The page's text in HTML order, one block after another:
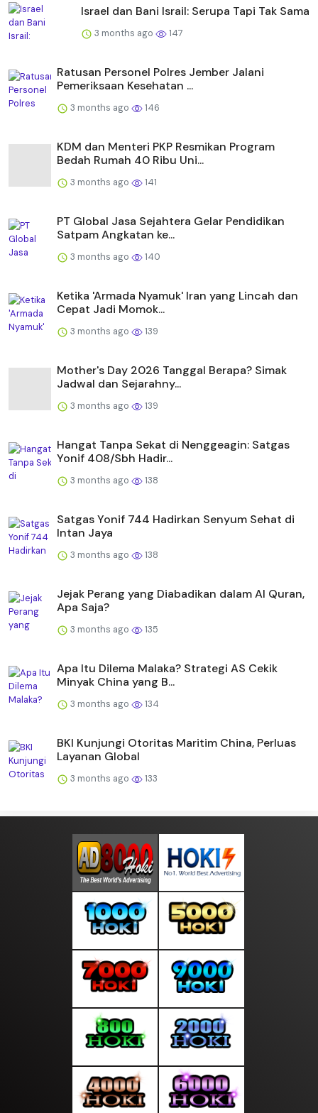
Israel dan Bani Israil: Serupa Tapi Tak Sama
3 months ago 147
Ratusan Personel Polres Jember Jalani
Pemeriksaan Kesehatan ...
3 months ago 146
KDM dan Menteri PKP Resmikan Program
Bedah Rumah 40 Ribu Uni...
3 months ago 141
PT Global Jasa Sejahtera Gelar Pendidikan
Satpam Angkatan ke...
3 months ago 140
Ketika 'Armada Nyamuk' Iran yang Lincah dan
Cepat Jadi Momok...
3 months ago 139
Mother's Day 2026 Tanggal Berapa? Simak
Jadwal dan Sejarahny...
3 months ago 139
Hangat Tanpa Sekat di Nenggeagin: Satgas
Yonif 408/Sbh Hadir...
3 months ago 138
Satgas Yonif 744 Hadirkan Senyum Sehat di
Intan Jaya
3 months ago 138
Jejak Perang yang Diabadikan dalam Al Quran,
Apa Saja?
3 months ago 135
Apa Itu Dilema Malaka? Strategi AS Cekik
Minyak China yang B...
3 months ago 134
BKI Kunjungi Otoritas Maritim China, Perluas
Layanan Global
3 months ago 133